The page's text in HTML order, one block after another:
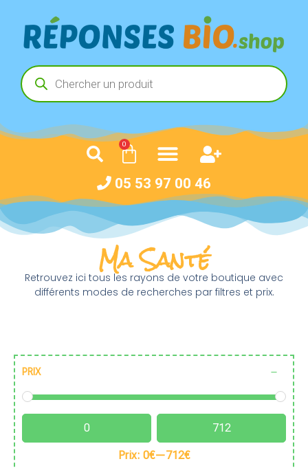
0
05 53 97 00 46
Ma Santé
Retrouvez ici tous les rayons de votre boutique avec
différents modes de recherches par filtres et prix.
PRIX
Prix: 0€—712€